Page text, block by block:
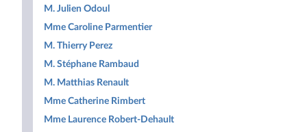
M. Julien Odoul
Mme Caroline Parmentier
M. Thierry Perez
M. Stéphane Rambaud
M. Matthias Renault
Mme Catherine Rimbert
Mme Laurence Robert-Dehault